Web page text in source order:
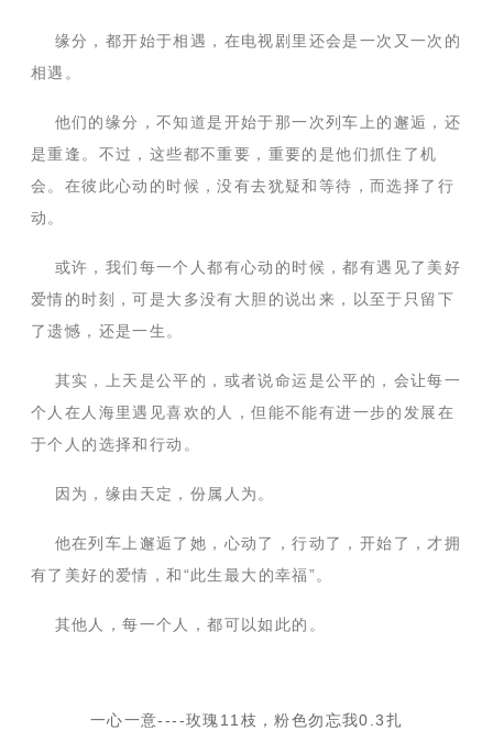
缘分，都开始于相遇，在电视剧里还会是一次又一次的
相遇。
他们的缘分，不知道是开始于那一次列车上的邂逅，还
是重逢。不过，这些都不重要，重要的是他们抓住了机
会。在彼此心动的时候，没有去犹疑和等待，而选择了行
动。
或许，我们每一个人都有心动的时候，都有遇见了美好
爱情的时刻，可是大多没有大胆的说出来，以至于只留下
了遗憾，还是一生。
其实，上天是公平的，或者说命运是公平的，会让每一
个人在人海里遇见喜欢的人，但能不能有进一步的发展在
于个人的选择和行动。
因为，缘由天定，份属人为。
他在列车上邂逅了她，心动了，行动了，开始了，才拥
有了美好的爱情，和“此生最大的幸福”。
其他人，每一个人，都可以如此的。
一心一意----玫瑰11枝，粉色勿忘我0.3扎